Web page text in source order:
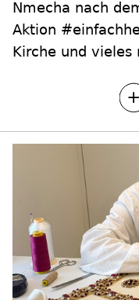
Nmecha nach
Aktion
Kirche und vieles